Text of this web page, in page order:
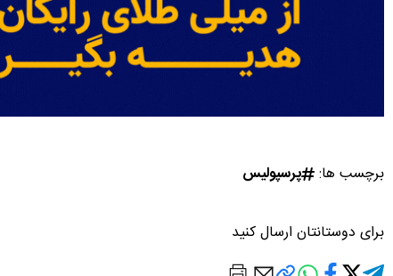
برچسب ها: پرسپولیس
برای دوستانتان ارسال کنید